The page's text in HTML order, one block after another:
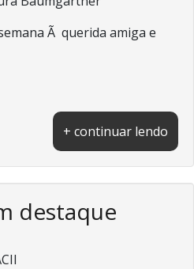
Ã querida amiga e
+ continuar lendo
destaque